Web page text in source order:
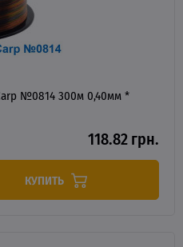
№0814 300м 0,40мм *
118.82 грн.
КУПИТЬ